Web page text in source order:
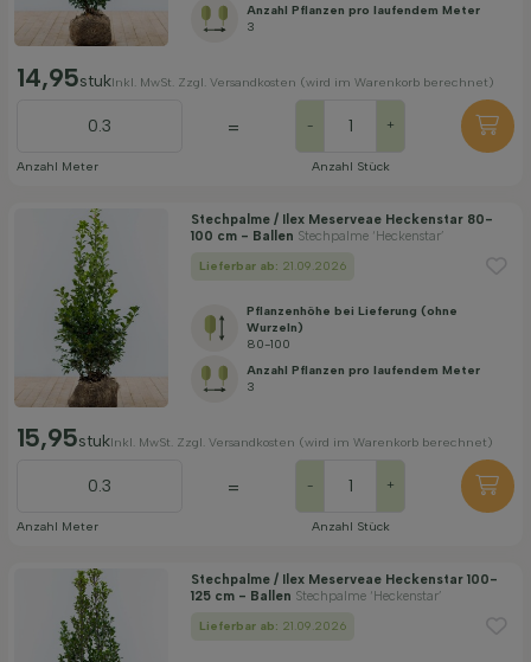
Anzahl Pflanzen pro laufendem Meter
3
14,95stukInkl. MwSt. Zzgl. Versandkosten (wird im Warenkorb berechnet)
Anzahl Meter
= - +
Anzahl Stück
Stechpalme / Ilex Meserveae Heckenstar 80-
100 cm - Ballen Stechpalme ‘Heckenstar’
Lieferbar ab: 21.09.2026
Pflanzenhöhe bei Lieferung (ohne
Wurzeln)
80-100
Anzahl Pflanzen pro laufendem Meter
3
15,95stukInkl. MwSt. Zzgl. Versandkosten (wird im Warenkorb berechnet)
Anzahl Meter
= - +
Anzahl Stück
Stechpalme / Ilex Meserveae Heckenstar 100-
125 cm - Ballen Stechpalme ‘Heckenstar’
Lieferbar ab: 21.09.2026